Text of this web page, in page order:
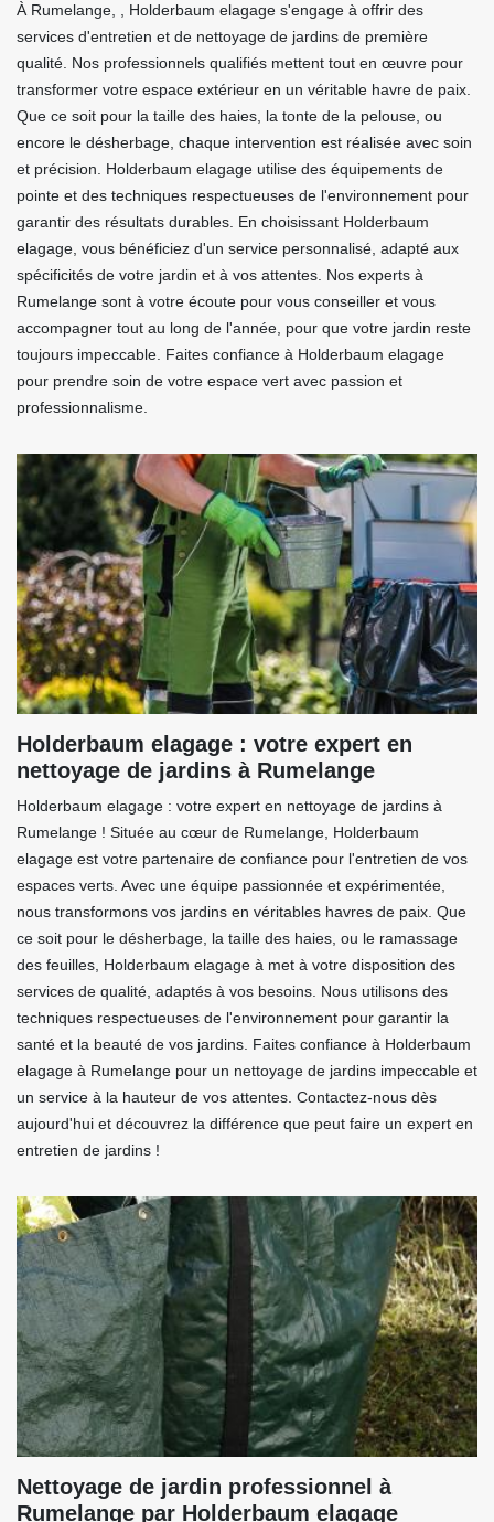
À Rumelange, , Holderbaum elagage s'engage à offrir des
services d'entretien et de nettoyage de jardins de première
qualité. Nos professionnels qualifiés mettent tout en œuvre pour
transformer votre espace extérieur en un véritable havre de paix.
Que ce soit pour la taille des haies, la tonte de la pelouse, ou
encore le désherbage, chaque intervention est réalisée avec soin
et précision. Holderbaum elagage utilise des équipements de
pointe et des techniques respectueuses de l'environnement pour
garantir des résultats durables. En choisissant Holderbaum
elagage, vous bénéficiez d'un service personnalisé, adapté aux
spécificités de votre jardin et à vos attentes. Nos experts à
Rumelange sont à votre écoute pour vous conseiller et vous
accompagner tout au long de l'année, pour que votre jardin reste
toujours impeccable. Faites confiance à Holderbaum elagage
pour prendre soin de votre espace vert avec passion et
professionnalisme.
Holderbaum elagage : votre expert en
nettoyage de jardins à Rumelange
Holderbaum elagage : votre expert en nettoyage de jardins à
Rumelange ! Située au cœur de Rumelange, Holderbaum
elagage est votre partenaire de confiance pour l'entretien de vos
espaces verts. Avec une équipe passionnée et expérimentée,
nous transformons vos jardins en véritables havres de paix. Que
ce soit pour le désherbage, la taille des haies, ou le ramassage
des feuilles, Holderbaum elagage à met à votre disposition des
services de qualité, adaptés à vos besoins. Nous utilisons des
techniques respectueuses de l'environnement pour garantir la
santé et la beauté de vos jardins. Faites confiance à Holderbaum
elagage à Rumelange pour un nettoyage de jardins impeccable et
un service à la hauteur de vos attentes. Contactez-nous dès
aujourd'hui et découvrez la différence que peut faire un expert en
entretien de jardins !
Nettoyage de jardin professionnel à
Rumelange par Holderbaum elagage